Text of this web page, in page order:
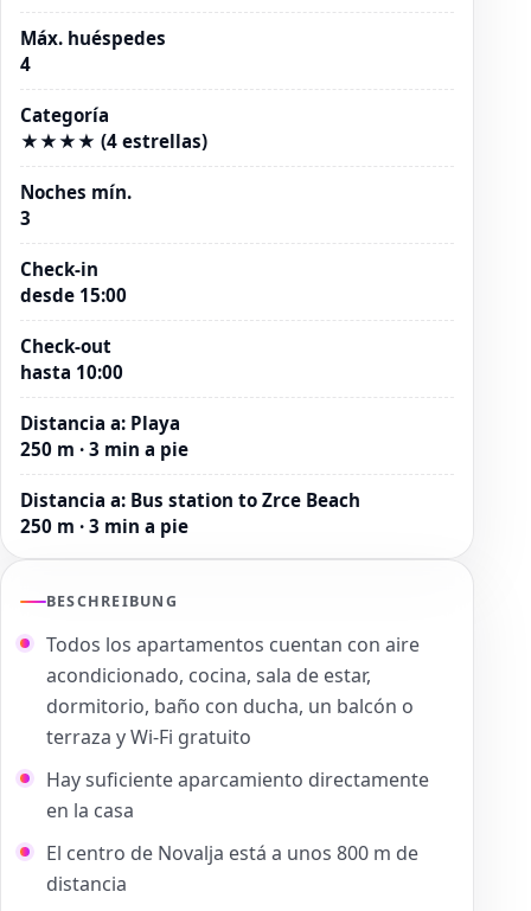
Máx. huéspedes
4
Categoría
★★★★ (4 estrellas)
Noches mín.
3
Check-in
desde 15:00
Check-out
hasta 10:00
Distancia a: Playa
250 m · 3 min a pie
Distancia a: Bus station to Zrce Beach
250 m · 3 min a pie
BESCHREIBUNG
Todos los apartamentos cuentan con aire
acondicionado, cocina, sala de estar,
dormitorio, baño con ducha, un balcón o
terraza y Wi-Fi gratuito
Hay suficiente aparcamiento directamente
en la casa
El centro de Novalja está a unos 800 m de
distancia